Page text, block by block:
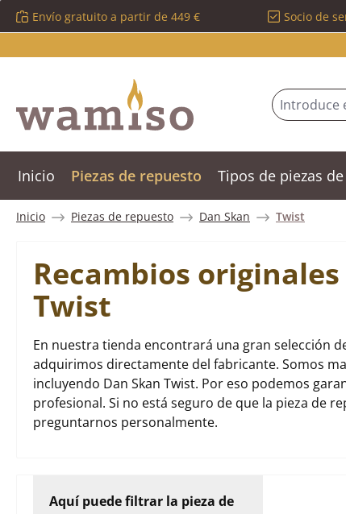
al contenido principal
Saltar a la búsqueda
Saltar a la navegación principal
Envío gratuito a partir de 449 € Socio de
Inicio Piezas de repuesto Tipos de piezas
Inicio Piezas de repuesto Dan Skan Twist
Recambios
Twist
En nuestra tienda encontrará una gran selección
adquirimos directamente del fabricante. Somos
incluyendo Dan Skan Twist. Por eso podemos
profesional. Si no está seguro de que la pieza de
preguntarnos personalmente.
Aquí puede filtrar la pieza de